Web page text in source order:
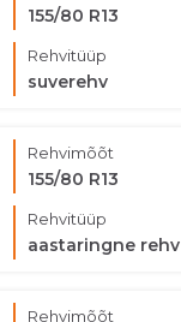
155/80 R13
Rehvitüüp
suverehv
Rehvimõõt
155/80 R13
Rehvitüüp
aastaringne rehv
Rehvimõõt